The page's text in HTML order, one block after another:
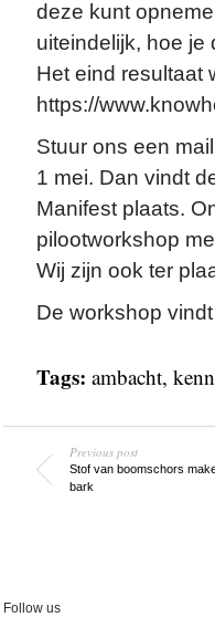
deze kunt
uiteindelijk, hoe je
Het eind resultaat
https://
Stuur ons een
1 mei. Dan vindt
Manifest plaats.
pilootworkshop
Wij zijn ook ter
De workshop
Tags: ambacht,
Previous post
Stof van boomschors
bark
Follow us